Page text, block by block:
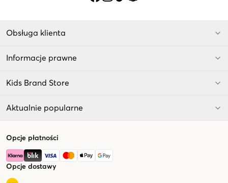
Obsługa klienta
Informacje prawne
Kids Brand Store
Aktualnie popularne
Opcje płatności
Opcje dostawy